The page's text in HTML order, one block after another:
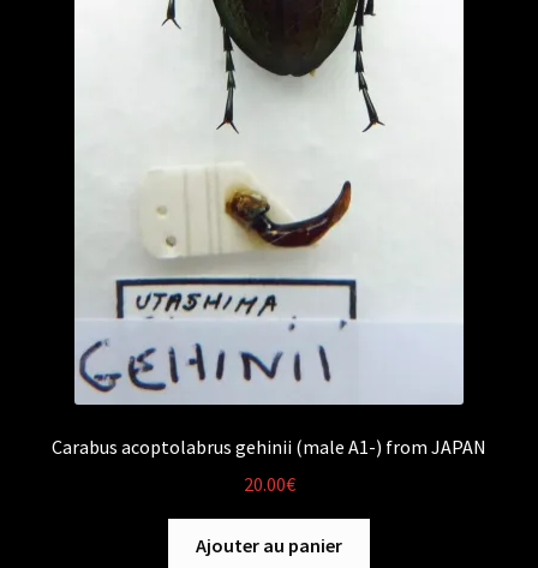
Carabus acoptolabrus gehinii (male A1-) from JAPAN
20.00€
Ajouter au panier